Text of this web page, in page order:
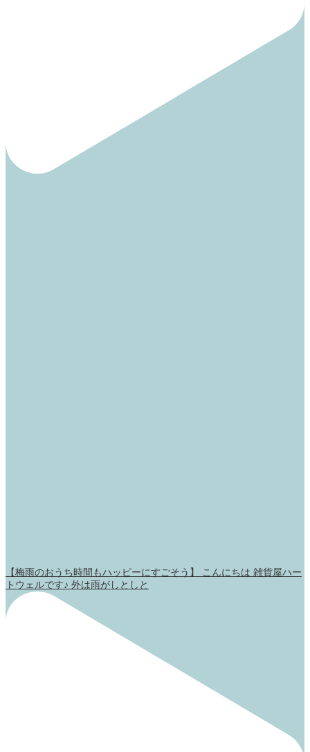
【梅雨のおうち時間もハッピーにすごそう】 こんにちは 雑貨屋ハー
トウェルです♪ 外は雨がしとしと